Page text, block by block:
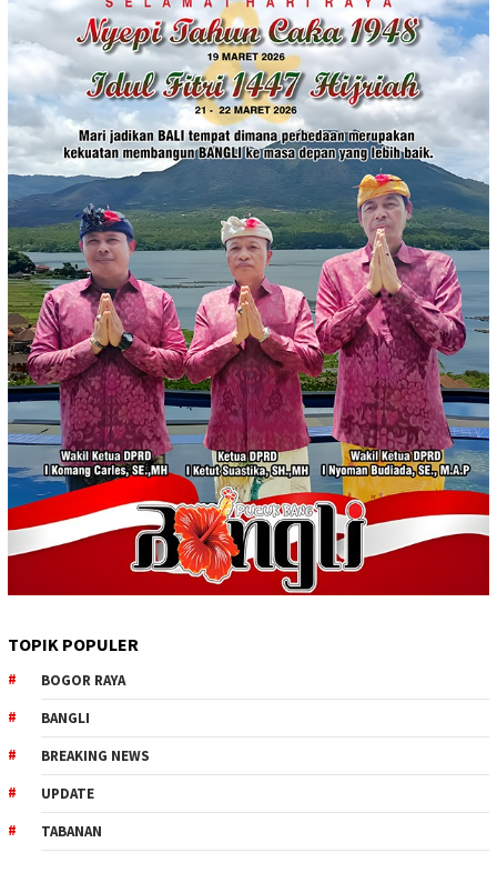
TOPIK POPULER
BOGOR RAYA
BANGLI
BREAKING NEWS
UPDATE
TABANAN